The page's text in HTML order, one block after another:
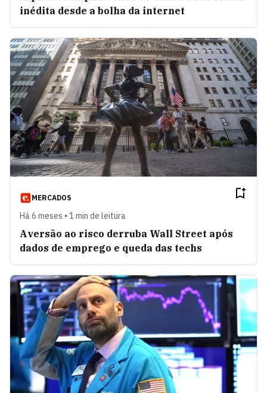
inédita desde a bolha da internet
MERCADOS
Há 6 meses • 1 min de leitura
Aversão ao risco derruba Wall Street após
dados de emprego e queda das techs